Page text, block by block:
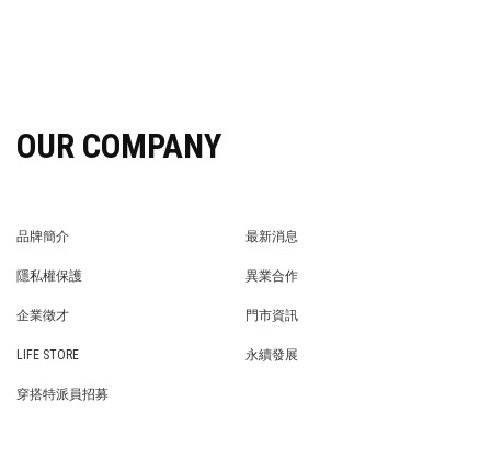
OUR COMPANY
品牌簡介
最新消息
隱私權保護
異業合作
企業徵才
門市資訊
LIFE STORE
永續發展
穿搭特派員招募